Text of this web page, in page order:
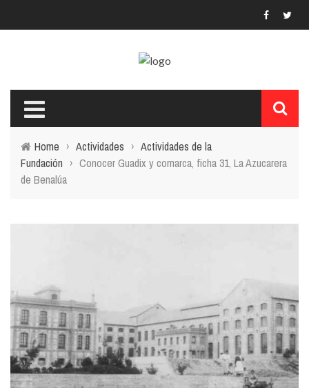
Home › Actividades › Actividades de la
Fundación › Conocer Guadix y comarca, ficha 31, La Azucarera
de Benalúa